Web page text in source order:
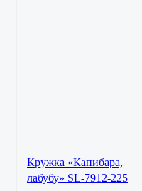
Кружка «Капибара,
лабубу» SL-7912-225